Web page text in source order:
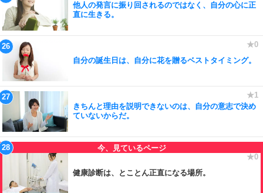
他人の発言に振り回されるのではなく、自分の心に正
直に生きる。
自分の誕生日は、自分に花を贈るベストタイミング。
きちんと理由を説明できないのは、自分の意志で決め
ていないからだ。
健康診断は、とことん正直になる場所。